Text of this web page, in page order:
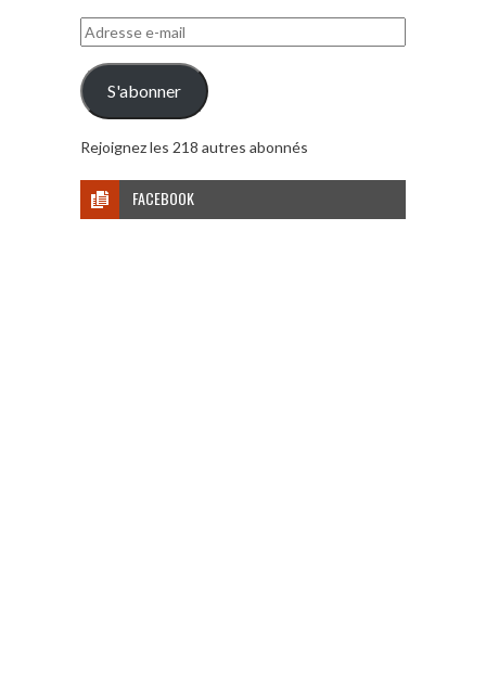
Adresse
e-
mail
S'abonner
Rejoignez les 218 autres abonnés
FACEBOOK